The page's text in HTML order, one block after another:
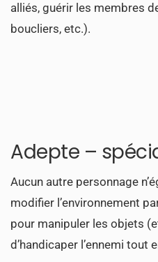
alliés, guérir les membres
boucliers, etc.).
Adepte –
Aucun autre personnage
modifier l’environnement
pour manipuler les objets
d’handicaper l’ennemi tout